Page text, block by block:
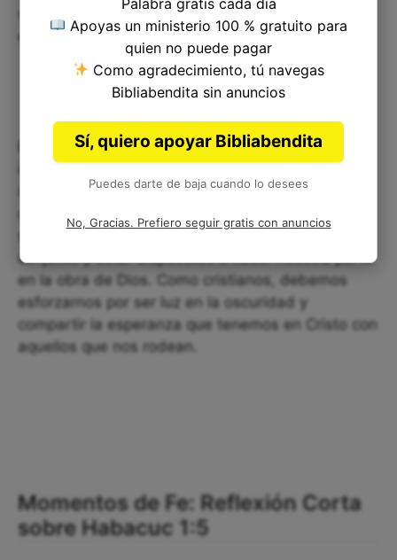
servir a los demás de la manera que Jesús nos
enseñó.
El versículo Habacuc 1:5 nos recuerda la
incluso en momentos de incertidumbre y
dificultad. Debemos estar dispuestos a confiar en
conjunto y estar dispuestos a hacer nuestra parte
en la obra de Dios. Como cristianos, debemos
esforzarnos por ser luz en la oscuridad y
compartir la esperanza que tenemos en Cristo con
aquellos que nos rodean.
Momentos de Fe: Reflexión Corta
sobre Habacuc 1:5
Apoyas un ministerio 100 % gratuito para
quien no puede pagar
Como agradecimiento, tú navegas
Bibliabendita sin anuncios
Sí, quiero apoyar Bibliabendita
Puedes darte de baja cuando lo desees
No, Gracias. Prefiero seguir gratis con anuncios